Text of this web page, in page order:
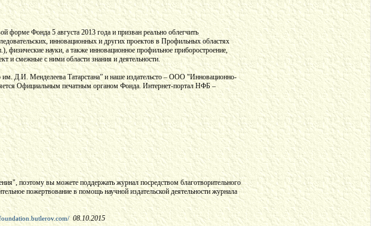
Фонда 5 августа 2013 года и призван реально облегчить
инновационных и других проектов в Профильных областях
науки, а также инновационное профильное приборостроение,
и смежные с ними области знания и деятельности.
Д.И. Менделеева Татарстана” и наше издательсто – ООО "Инновационно-
Официальным печатным органом Фонда. Интернет-портал НФБ –
поэтому вы можете поддержать журнал посредством благотворительного
пожертвование в помощь научной издательской деятельности журнала
08.10.2015